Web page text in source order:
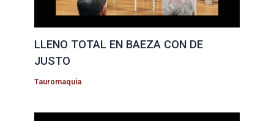
LLENO TOTAL EN BAEZA CON DE
JUSTO
Tauromaquia